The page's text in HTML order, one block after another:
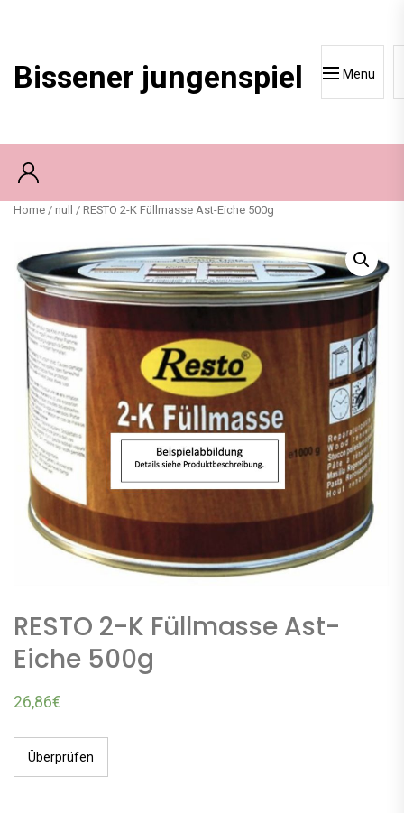
Bissener jungenspiel Menu
Home / null / RESTO 2-K Füllmasse Ast-Eiche 500g
RESTO 2-K Füllmasse Ast-
Eiche 500g
26,86€
Überprüfen